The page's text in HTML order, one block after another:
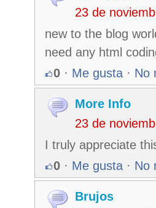
23 de
new to the blog
need any html
0 · Me gusta · No
More Info
23 de
I truly appreciate
0 · Me gusta · No
Brujos